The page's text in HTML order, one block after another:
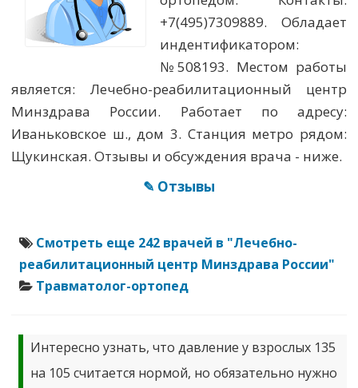
+7(495)7309889. Обладает
индентификатором:
№508193. Местом работы
является: Лечебно-реабилитационный центр
Минздрава России. Работает по адресу:
Иваньковское ш., дом 3. Станция метро рядом:
Щукинская. Отзывы и обсуждения врача - ниже.
✎ Отзывы
Смотреть еще 242 врачей в "Лечебно-
реабилитационный центр Минздрава России"
Травматолог-ортопед
Интересно узнать, что давление у взрослых 135
на 105 считается нормой, но обязательно нужно